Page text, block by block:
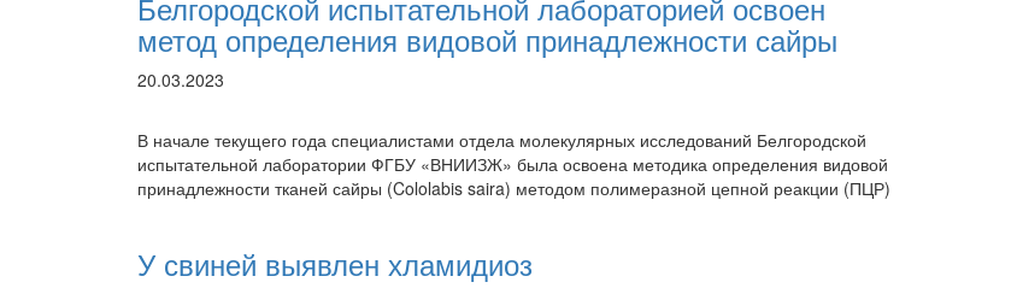
метод определения видовой принадлежности сайры
20.03.2023
В начале текущего года специалистами отдела молекулярных исследований Белгородской
испытательной лаборатории ФГБУ «ВНИИЗЖ» была освоена методика определения видовой
принадлежности тканей сайры (Cololabis saira) методом полимеразной цепной реакции (ПЦР)
У свиней выявлен хламидиоз